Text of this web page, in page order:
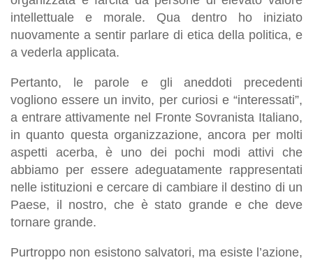
intellettuale e morale. Qua dentro ho iniziato
nuovamente a sentir parlare di etica della politica, e
a vederla applicata.
Pertanto, le parole e gli aneddoti precedenti
vogliono essere un invito, per curiosi e “interessati”,
a entrare attivamente nel Fronte Sovranista Italiano,
in quanto questa organizzazione, ancora per molti
aspetti acerba, è uno dei pochi modi attivi che
abbiamo per essere adeguatamente rappresentati
nelle istituzioni e cercare di cambiare il destino di un
Paese, il nostro, che è stato grande e che deve
tornare grande.
Purtroppo non esistono salvatori, ma esiste l’azione,